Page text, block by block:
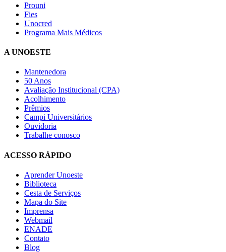
Prouni
Fies
Unocred
Programa Mais Médicos
A UNOESTE
Mantenedora
50 Anos
Avaliação Institucional (CPA)
Acolhimento
Prêmios
Campi Universitários
Ouvidoria
Trabalhe conosco
ACESSO RÁPIDO
Aprender Unoeste
Biblioteca
Cesta de Serviços
Mapa do Site
Imprensa
Webmail
ENADE
Contato
Blog